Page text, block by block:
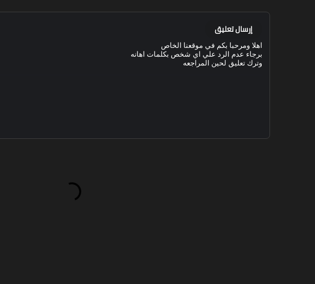
إرسال تعليق
اهلا ومرحبا بكم في موقعنا الخاص
برجاء عدم الرد علي اي شخص بكلمات اهانه
وترك تعليق لحين المراجعه